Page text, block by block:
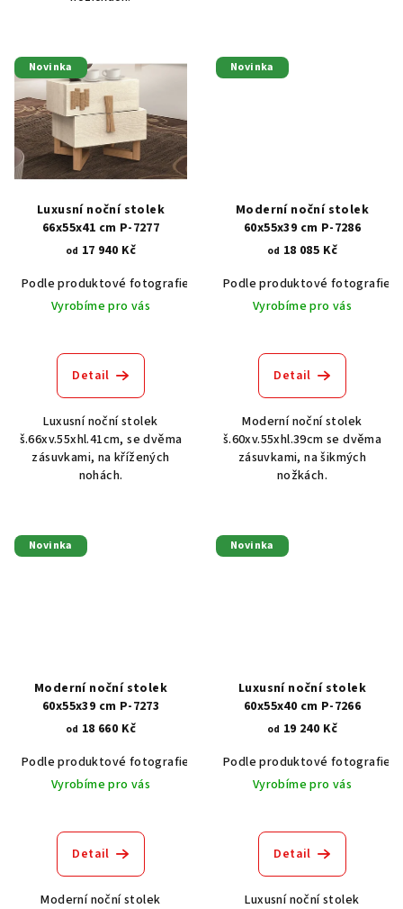
Novinka
Luxusní noční stolek
66x55x41 cm P-7277
od 17 940 Kč
Podle produktové fotografie
Akát vintage BT1551
Dub světlý
Vyrobíme pro vás
Detail
Luxusní noční stolek
š.66xv.55xhl.41cm, se dvěma
zásuvkami, na křížených
nohách.
Novinka
Moderní noční stolek
60x55x39 cm P-7286
od 18 085 Kč
Podle produktové fotografie
Vyrobíme pro vás
Detail
Moderní noční stolek
š.60xv.55xhl.39cm se dvěma
zásuvkami, na šikmých
nožkách.
Novinka
Moderní noční stolek
60x55x39 cm P-7273
od 18 660 Kč
Podle produktové fotografie
Bílá Bílá s patinou BT9001-A6
Vyrobíme pro vás
Detail
Moderní noční stolek
Novinka
Luxusní noční stolek
60x55x40 cm P-7266
od 19 240 Kč
Podle produktové fotografie
Vyrobíme pro vás
Detail
Luxusní noční stolek